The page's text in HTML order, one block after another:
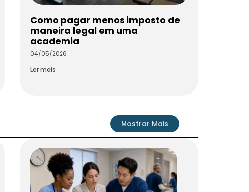
Como pagar menos imposto de
maneira legal em uma
academia
04/05/2026
Ler mais
Mostrar Mais